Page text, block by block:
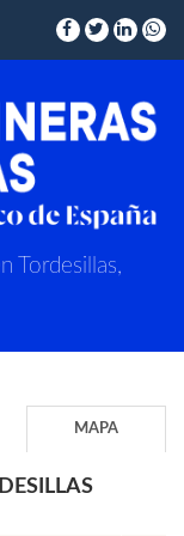
Tordesillas,
MAPA